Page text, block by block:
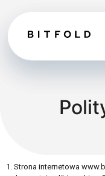
1. Strona internetowa